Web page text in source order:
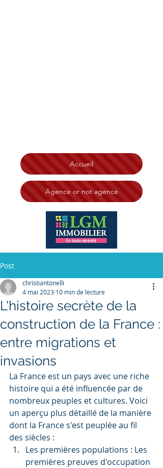
Accueil
Agence or not agence
Post
L'histoire secrète de la
construction de la France :
entre migrations et
invasions
christiantonelli
4 mai 2023 10 min de lecture
La France est un pays avec une riche
histoire qui a été influencée par de
nombreux peuples et cultures. Voici
un aperçu plus détaillé de la manière
dont la France s'est peuplée au fil
des siècles :
Les premières populations : Les
premières preuves d'occupation